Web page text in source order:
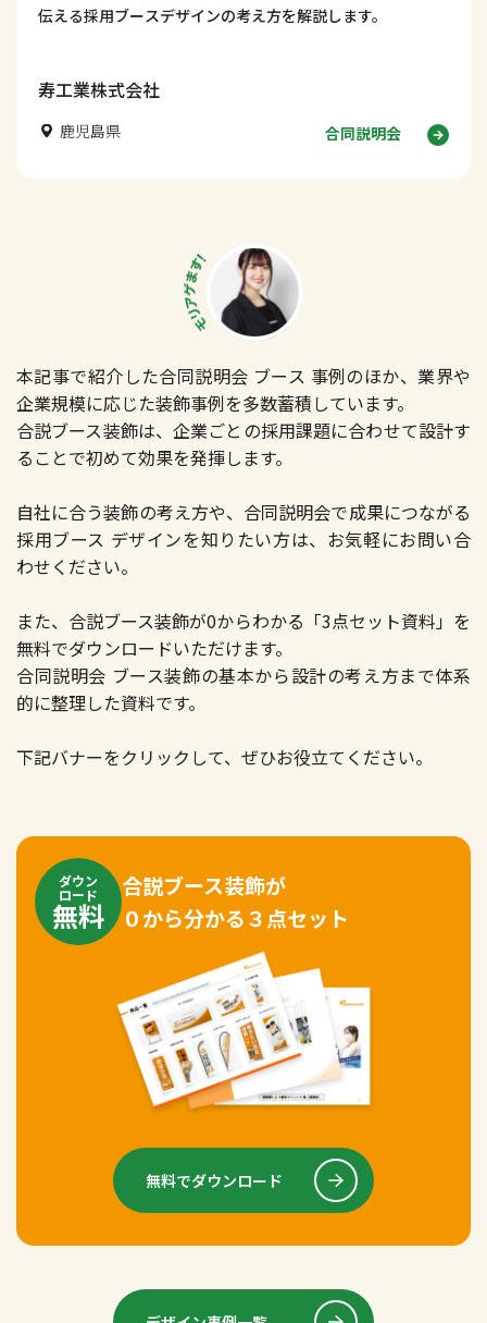
伝える採用ブースデザインの考え方を解説します。
寿工業株式会社
鹿児島県 合同説明会
本記事で紹介した合同説明会 ブース 事例のほか、業界や
企業規模に応じた装飾事例を多数蓄積しています。
合説ブース装飾は、企業ごとの採用課題に合わせて設計す
ることで初めて効果を発揮します。
自社に合う装飾の考え方や、合同説明会で成果につながる
採用ブース デザインを知りたい方は、お気軽にお問い合
わせください。
また、合説ブース装飾が0からわかる「3点セット資料」を
無料でダウンロードいただけます。
合同説明会 ブース装飾の基本から設計の考え方まで体系
的に整理した資料です。
下記バナーをクリックして、ぜひお役立てください。
ダウン
ロード
無料
合説ブース装飾が
０から分かる３点セット
無料でダウンロード